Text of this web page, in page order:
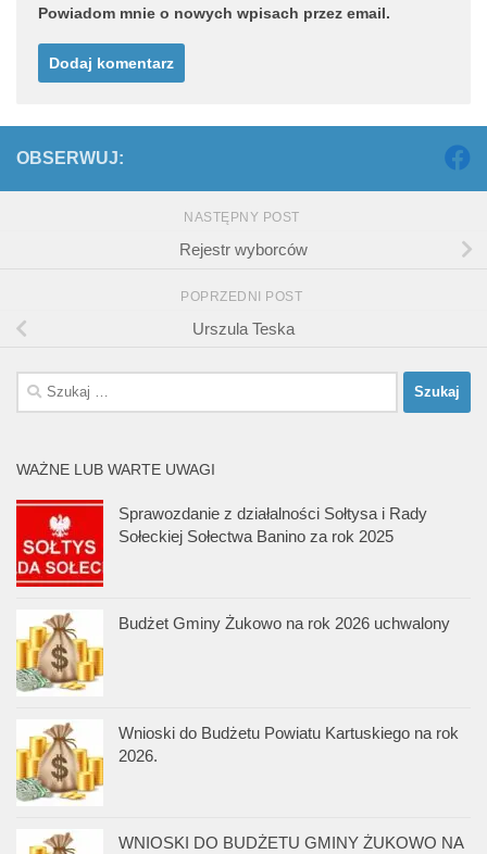
Powiadom mnie o nowych wpisach przez email.
OBSERWUJ:
NASTĘPNY POST
Rejestr wyborców
POPRZEDNI POST
Urszula Teska
Szukaj:
WAŻNE LUB WARTE UWAGI
Sprawozdanie z działalności Sołtysa i Rady
Sołeckiej Sołectwa Banino za rok 2025
Budżet Gminy Żukowo na rok 2026 uchwalony
Wnioski do Budżetu Powiatu Kartuskiego na rok
2026.
WNIOSKI DO BUDŻETU GMINY ŻUKOWO NA